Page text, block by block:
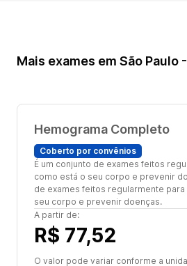
Mais exames em São Paulo
Hemograma Completo
Coberto por convênios
É um conjunto de exames feitos
como está o seu corpo e prevenir
de exames feitos regularmente
seu corpo e prevenir doenças.
A partir de:
R$ 77,52
O valor pode variar conforme a